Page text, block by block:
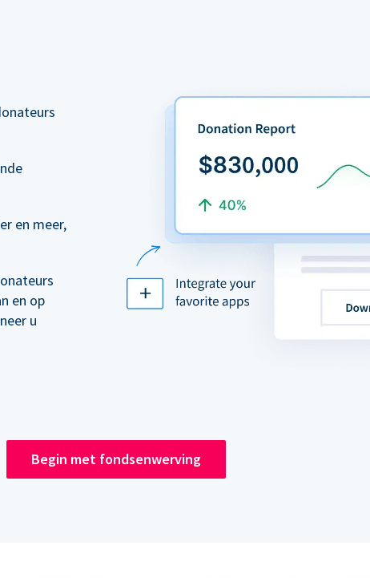
en meer,
en op
u
Begin met fondsenwerving